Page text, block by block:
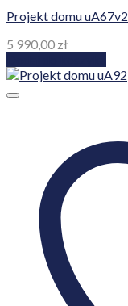
Projekt domu uA67v2
5 990,00 zł